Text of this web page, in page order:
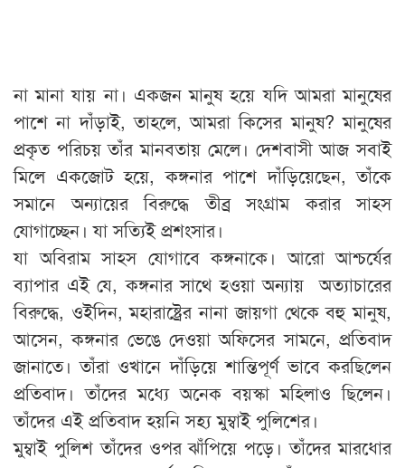
না মানা যায় না। একজন মানুষ হয়ে যদি আমরা মানুষের
পাশে না দাঁড়াই, তাহলে, আমরা কিসের মানুষ? মানুষের
প্রকৃত পরিচয় তাঁর মানবতায় মেলে। দেশবাসী আজ সবাই
মিলে একজোট হয়ে, কঙ্গনার পাশে দাঁড়িয়েছেন, তাঁকে
সমানে অন্যায়ের বিরুদ্ধে তীব্র সংগ্রাম করার সাহস
যোগাচ্ছেন। যা সত্যিই প্রশংসার।
যা অবিরাম সাহস যোগাবে কঙ্গনাকে। আরো আশ্চর্যের
ব্যাপার এই যে, কঙ্গনার সাথে হওয়া অন্যায় অত্যাচারের
বিরুদ্ধে, ওইদিন, মহারাষ্ট্রের নানা জায়গা থেকে বহু মানুষ,
আসেন, কঙ্গনার ভেঙে দেওয়া অফিসের সামনে, প্রতিবাদ
জানাতে। তাঁরা ওখানে দাঁড়িয়ে শান্তিপূর্ণ ভাবে করছিলেন
প্রতিবাদ। তাঁদের মধ্যে অনেক বয়স্কা মহিলাও ছিলেন।
তাঁদের এই প্রতিবাদ হয়নি সহ্য মুম্বাই পুলিশের।
মুম্বাই পুলিশ তাঁদের ওপর ঝাঁপিয়ে পড়ে। তাঁদের মারধোর